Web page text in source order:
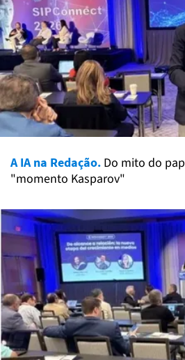
A IA na Redação. Do mito do
"momento Kasparov"